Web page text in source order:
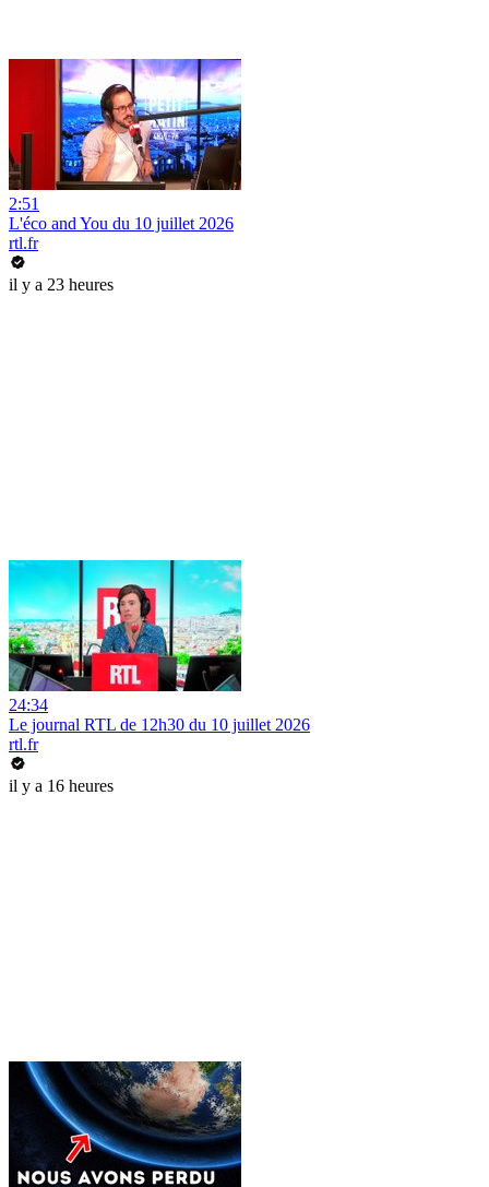
2:51
L'éco and You du 10 juillet 2026
rtl.fr
il y a 23 heures
24:34
Le journal RTL de 12h30 du 10 juillet 2026
rtl.fr
il y a 16 heures